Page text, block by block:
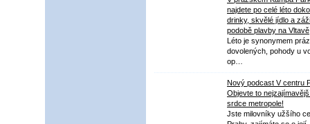
najdete po celé léto
drinky, skvělé jídlo a
podobě plavby na Vltavě
Léto je synonymem
dovolených, pohody u
op…
Nový podcast V centru
Objevte to
srdce metropole!
Jste milovníky užšího